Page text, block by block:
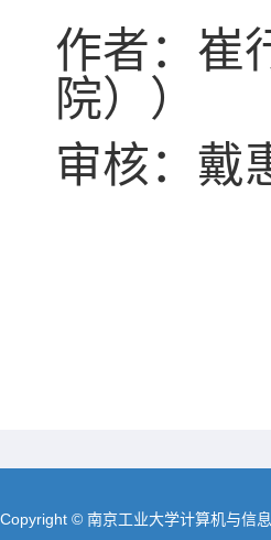
作者：崔
院））
审核：戴
Copyright © 南京工业大学计算机与信